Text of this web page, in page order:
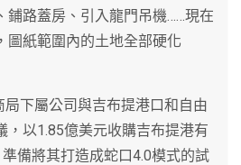
鋪路蓋房、引入龍門吊機……現在
圖紙範圍內的土地全部硬化
下屬公司與吉布提港口和自由
，以1.85億美元收購吉布提港有
備將其打造成蛇口4.0模式的試